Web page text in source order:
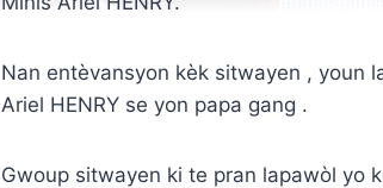
Nan entèvansyon kèk sitwayen , youn
Ariel HENRY se yon papa gang .
Gwoup sitwayen ki te pran lapawòl yo